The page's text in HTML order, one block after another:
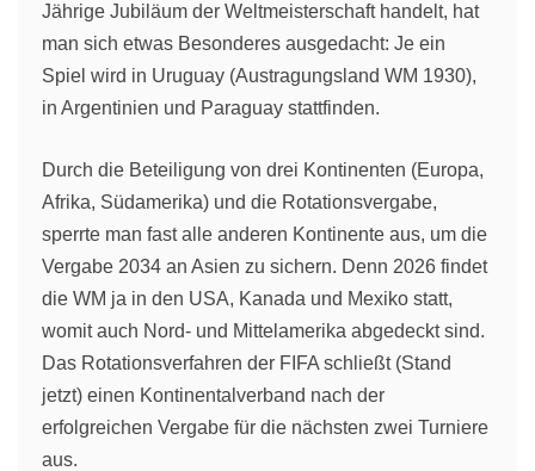
Jährige Jubiläum der Weltmeisterschaft handelt, hat
man sich etwas Besonderes ausgedacht: Je ein
Spiel wird in Uruguay (Austragungsland WM 1930),
in Argentinien und Paraguay stattfinden.
Durch die Beteiligung von drei Kontinenten (Europa,
Afrika, Südamerika) und die Rotationsvergabe,
sperrte man fast alle anderen Kontinente aus, um die
Vergabe 2034 an Asien zu sichern. Denn 2026 findet
die WM ja in den USA, Kanada und Mexiko statt,
womit auch Nord- und Mittelamerika abgedeckt sind.
Das Rotationsverfahren der FIFA schließt (Stand
jetzt) einen Kontinentalverband nach der
erfolgreichen Vergabe für die nächsten zwei Turniere
aus.